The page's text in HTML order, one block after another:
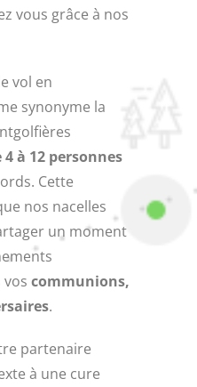
vous grâce à nos
vol en
synonyme la
4 à 12 personnes
Cette
nos nacelles
un moment
communions,
.
partenaire
à une cure